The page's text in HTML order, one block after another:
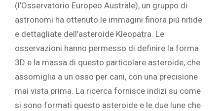
(l’Osservatorio Europeo Australe), un gruppo di
astronomi ha ottenuto le immagini finora più nitide
e dettagliate dell’asteroide Kleopatra. Le
osservazioni hanno permesso di definire la forma
3D e la massa di questo particolare asteroide, che
assomiglia a un osso per cani, con una precisione
mai vista prima. La ricerca fornisce indizi su come
si sono formati questo asteroide e le due lune che